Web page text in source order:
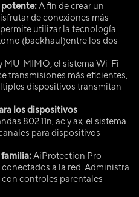
potente:A fin de crear un
de conexiones más
utilizar la tecnología
(backhaul)entre los dos
MU-MIMO, el sistema Wi-Fi
transmisiones más eficientes,
dispositivos transmitan
los dispositivos
802.11n, ac y ax, el sistema
para dispositivos
AiProtection Pro
a la red. Administra
controles parentales